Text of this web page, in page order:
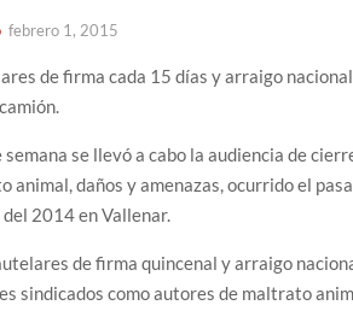
febrero 1, 2015
de firma cada 15 días y arraigo
semana se llevó a cabo la audiencia de
animal, daños y amenazas, ocurrido el
2014 en Vallenar.
de firma quincenal y arraigo
sindicados como autores de maltrato